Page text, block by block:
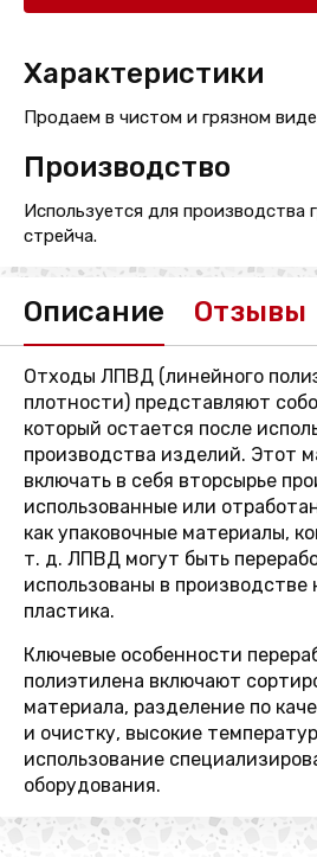
Характеристики
Продаем в чистом и грязном
Производство
Используется для производства
стрейча.
Описание Отзывы
Отходы ЛПВД (линейного
плотности) представляют
который остается после
производства изделий. Этот
включать в себя вторсырье
использованные или
как упаковочные материалы,
т. д. ЛПВД могут быть
использованы в
пластика.
Ключевые особенности
полиэтилена включают
материала, разделение по
и очистку, высокие
использование
оборудования.